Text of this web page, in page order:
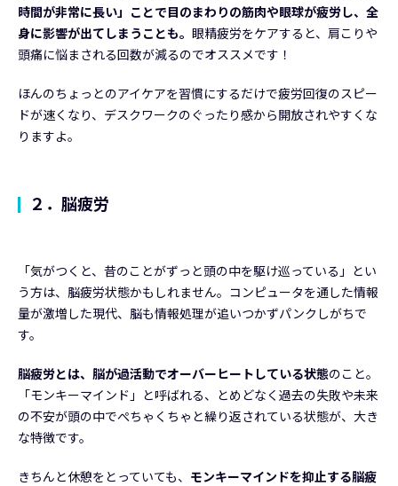
時間が非常に長い」ことで目のまわりの筋肉や眼球が疲労し、全
身に影響が出てしまうことも。 眼精疲労をケアすると、肩こりや
頭痛に悩まされる回数が減るのでオススメです！
ほんのちょっとのアイケアを習慣にするだけで疲労回復のスピー
ドが速くなり、デスクワークのぐったり感から開放されやすくな
りますよ。
２．脳疲労
「気がつくと、昔のことがずっと頭の中を駆け巡っている」とい
う方は、脳疲労状態かもしれません。コンピュータを通した情報
量が激増した現代、脳も情報処理が追いつかずパンクしがちで
す。
脳疲労とは、脳が過活動でオーバーヒートしている状態のこと。
「モンキーマインド」と呼ばれる、とめどなく過去の失敗や未来
の不安が頭の中でぺちゃくちゃと繰り返されている状態が、大き
な特徴です。
きちんと休憩をとっていても、 モンキーマインドを抑止する脳疲